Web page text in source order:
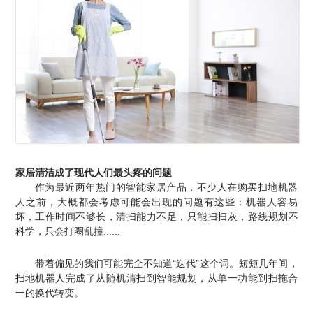
家居清洁成了现代人们最头疼的问题
作为最近两年热门的智能家居产品，不少人在购买扫地机器
人之前，大概都会考虑可能会出现的问题有这些：机器人容易
坏，工作时间不够长，清扫能力不足，只能扫扫灰，路线规划不
科学，只会打圈乱撞......
带着偏见的我们可能完全不知道“迭代”这个词。短短几年间，
扫地机器人完成了从随机清扫到智能规划，从单一功能到扫拖合
一的换代转变。